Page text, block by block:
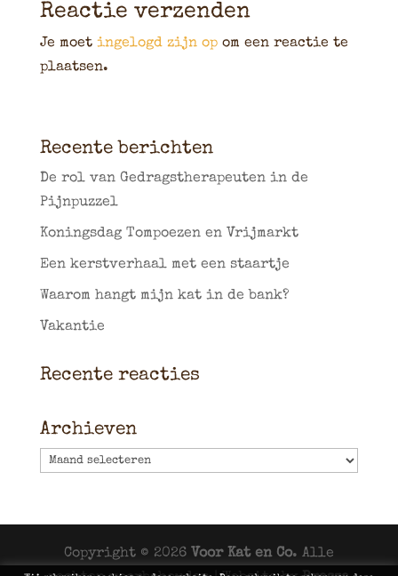
Reactie verzenden
Je moet ingelogd zijn opom een reactie te
plaatsen.
Recente berichten
De rol van Gedragstherapeuten in de
Pijnpuzzel
Koningsdag Tompoezen en Vrijmarkt
Een kerstverhaal met een staartje
Waarom hangt mijn kat in de bank?
Vakantie
Recente reacties
Archieven
Archieven
Copyright © 2026 Voor Kat en Co. Alle